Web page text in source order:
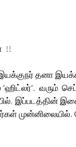
!!
இயக்குநர் தனா
“ஹிட்லர்”.  வரும்
இப்படத்தின்
முன்னிலையில்,